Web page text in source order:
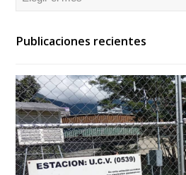
Publicaciones recientes